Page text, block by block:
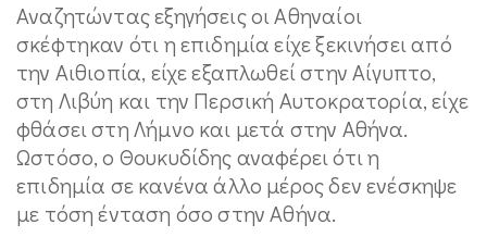
Αναζητώντας εξηγήσεις οι Αθηναίοι
σκέφτηκαν ότι η επιδημία είχε ξεκινήσει από
την Αιθιοπία, είχε εξαπλωθεί στην Αίγυπτο,
στη Λιβύη και την Περσική Αυτοκρατορία, είχε
φθάσει στη Λήμνο και μετά στην Αθήνα.
Ωστόσο, ο Θουκυδίδης αναφέρει ότι η
επιδημία σε κανένα άλλο μέρος δεν ενέσκηψε
με τόση ένταση όσο στην Αθήνα.